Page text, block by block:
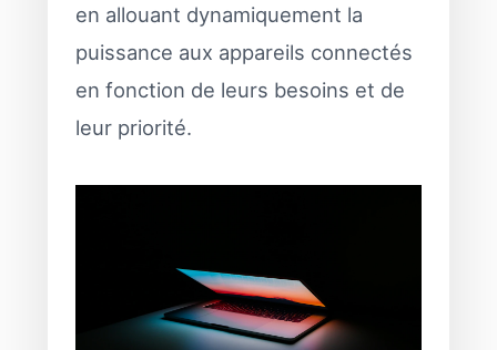
en allouant dynamiquement la
puissance aux appareils connectés
en fonction de leurs besoins et de
leur priorité.